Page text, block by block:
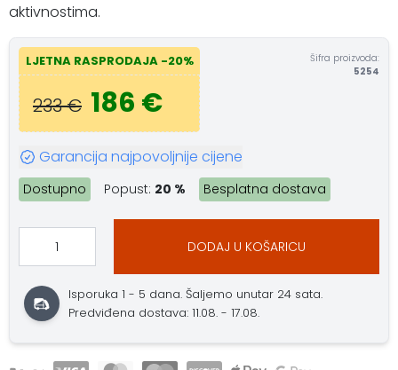
aktivnostima.
LJETNA RASPRODAJA -20%
233 € 186 €
Šifra proizvoda:
5254
Garancija najpovoljnije cijene
Dostupno Popust: 20 % Besplatna dostava
DODAJ U KOŠARICU
Isporuka 1 - 5 dana. Šaljemo unutar 24 sata.
Predviđena dostava: 11.08. - 17.08.